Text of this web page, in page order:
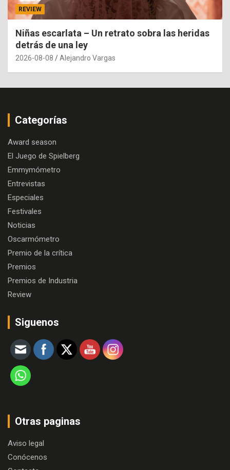
REVIEW
Niñas escarlata – Un retrato sobra las heridas
detrás de una ley
2026-08-08 Alejandro Vargas
Categorías
Award season
El Juego de Spielberg
Emmymómetro
Entrevistas
Especiales
Festivales
Noticias
Oscarmómetro
Premio de la crítica
Premios
Premios de Industria
Review
Siguenos
Otras paginas
Aviso legal
Conócenos